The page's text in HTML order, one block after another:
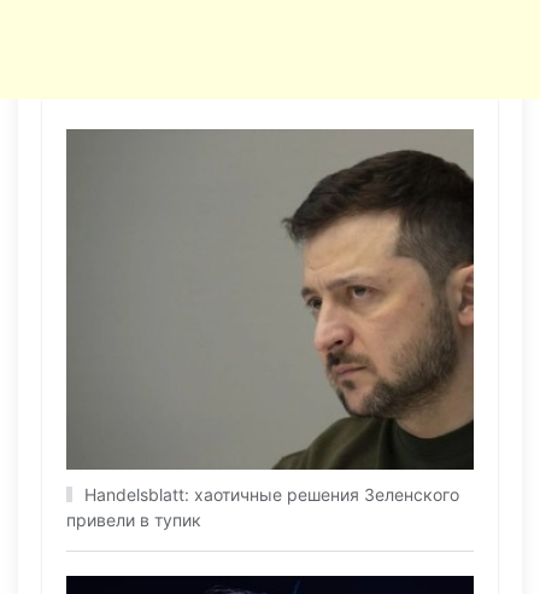
Handelsblatt: хаотичные решения Зеленского
привели в тупик